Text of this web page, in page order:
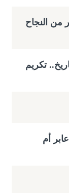
من النجاح
تكريم
أم